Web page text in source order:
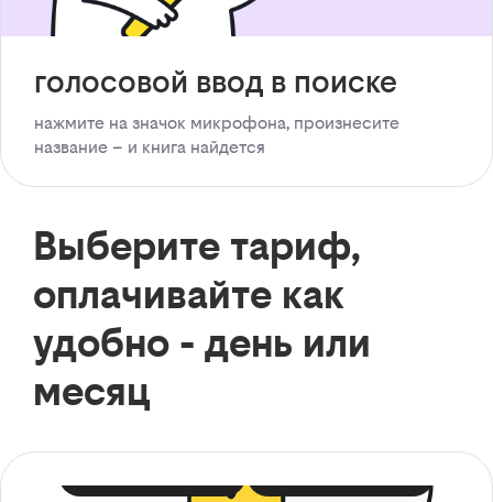
голосовой ввод в поиске
нажмите на значок микрофона, произнесите
название – и книга найдется
Выберите тариф,
оплачивайте как
удобно - день или
месяц